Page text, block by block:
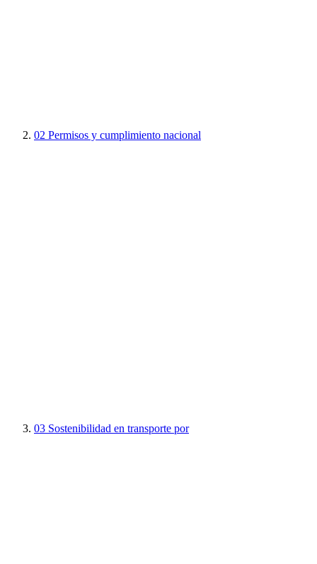
02 Permisos y cumplimiento nacional
03 Sostenibilidad en transporte por